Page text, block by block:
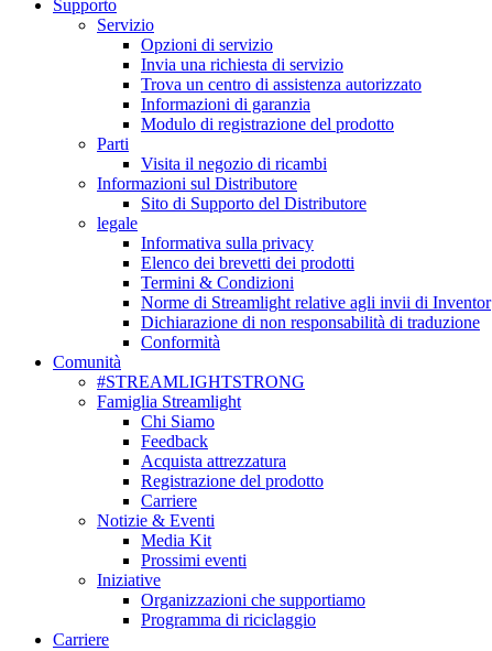
Supporto
Servizio
Opzioni di servizio
Invia una richiesta di servizio
Trova un centro di assistenza autorizzato
Informazioni di garanzia
Modulo di registrazione del prodotto
Parti
Visita il negozio di ricambi
Informazioni sul Distributore
Sito di Supporto del Distributore
legale
Informativa sulla privacy
Elenco dei brevetti dei prodotti
Termini & Condizioni
Norme di Streamlight relative agli invii di Inventor
Dichiarazione di non responsabilità di traduzione
Conformità
Comunità
#STREAMLIGHTSTRONG
Famiglia Streamlight
Chi Siamo
Feedback
Acquista attrezzatura
Registrazione del prodotto
Carriere
Notizie & Eventi
Media Kit
Prossimi eventi
Iniziative
Organizzazioni che supportiamo
Programma di riciclaggio
Carriere